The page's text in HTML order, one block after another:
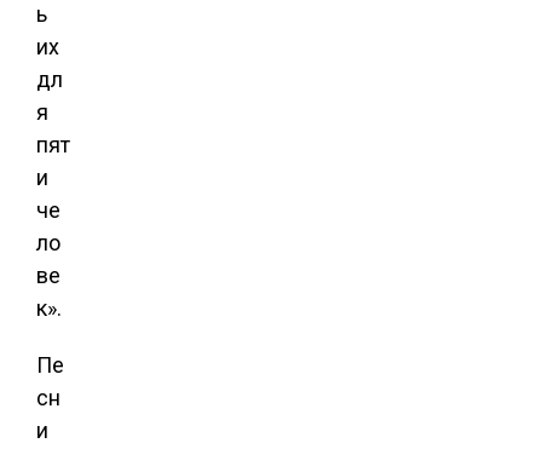
ь
их
дл
я
пят
и
че
ло
ве
к».
Пе
сн
и